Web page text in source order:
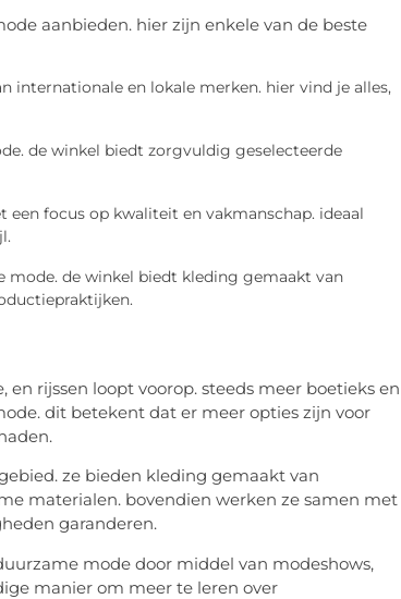
aanbieden. hier zijn enkele van de beste
internationale en lokale merken. hier vind je alles,
de winkel biedt zorgvuldig geselecteerde
focus op kwaliteit en vakmanschap. ideaal
mode. de winkel biedt kleding gemaakt van
rijssen loopt voorop. steeds meer boetieks en
dit betekent dat er meer opties zijn voor
ze bieden kleding gemaakt van
materialen. bovendien werken ze samen met
garanderen.
mode door middel van modeshows,
manier om meer te leren over